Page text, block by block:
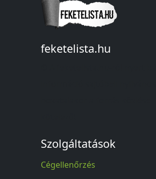
feketelista.hu
Szolgáltatások
Cégellenőrzés